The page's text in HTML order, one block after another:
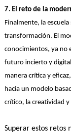
7. El reto de la
Finalmente, la
transformación. El
conocimientos, ya no
futuro incierto y
manera crítica y
hacia un modelo
crítico, la creatividad y
Superar estos retos